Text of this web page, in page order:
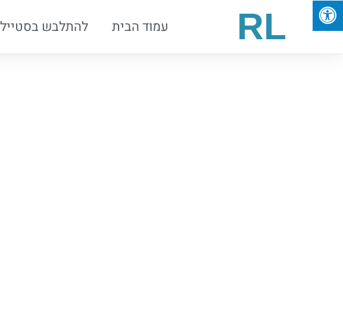
RL עמוד הבית להתלבש בסטייל